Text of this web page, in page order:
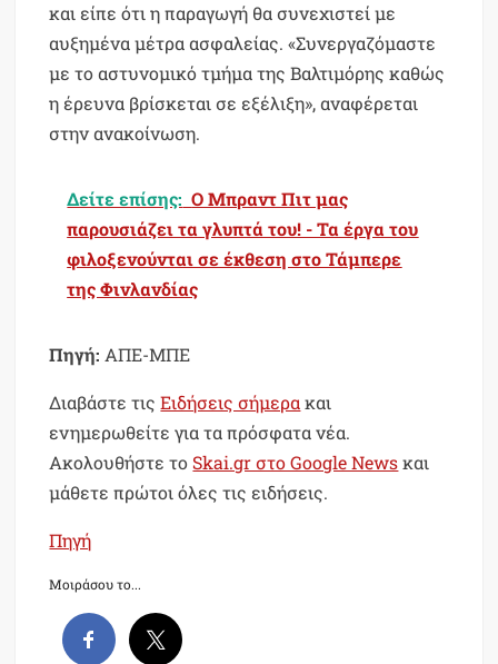
και είπε ότι η παραγωγή θα συνεχιστεί με
αυξημένα μέτρα ασφαλείας. «Συνεργαζόμαστε
με το αστυνομικό τμήμα της Βαλτιμόρης καθώς
η έρευνα βρίσκεται σε εξέλιξη», αναφέρεται
στην ανακοίνωση.
Δείτε επίσης: Ο Μπραντ Πιτ μας
παρουσιάζει τα γλυπτά του! - Τα έργα του
φιλοξενούνται σε έκθεση στο Τάμπερε
της Φινλανδίας
Πηγή: ΑΠΕ-ΜΠΕ
Διαβάστε τιςΕιδήσεις σήμερακαι
ενημερωθείτε για τα πρόσφατα νέα.
Ακολουθήστε το Skai.gr στο Google Newsκαι
μάθετε πρώτοι όλες τις ειδήσεις.
Πηγή
Μοιράσου το...